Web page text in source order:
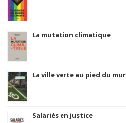
La mutation climatique
La ville verte au pied du mur
Salariés en justice